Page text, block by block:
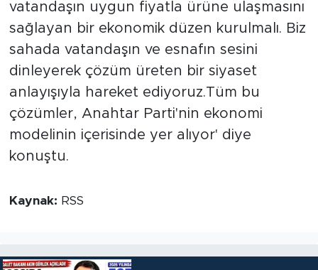
vatandaşın uygun fiyatla ürüne ulaşmasını
sağlayan bir ekonomik düzen kurulmalı. Biz
sahada vatandaşın ve esnafın sesini
dinleyerek çözüm üreten bir siyaset
anlayışıyla hareket ediyoruz.Tüm bu
çözümler, Anahtar Parti'nin ekonomi
modelinin içerisinde yer alıyor' diye
konuştu.
Kaynak: RSS